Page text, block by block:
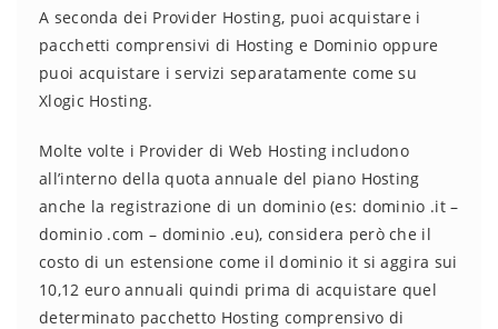
A seconda dei Provider Hosting, puoi acquistare i
pacchetti comprensivi di Hosting e Dominio oppure
puoi acquistare i servizi separatamente come su
Xlogic Hosting.
Molte volte i Provider di Web Hosting includono
all’interno della quota annuale del piano Hosting
anche la registrazione di un dominio (es: dominio .it –
dominio .com – dominio .eu), considera però che il
costo di un estensione come il dominio it si aggira sui
10,12 euro annuali quindi prima di acquistare quel
determinato pacchetto Hosting comprensivo di